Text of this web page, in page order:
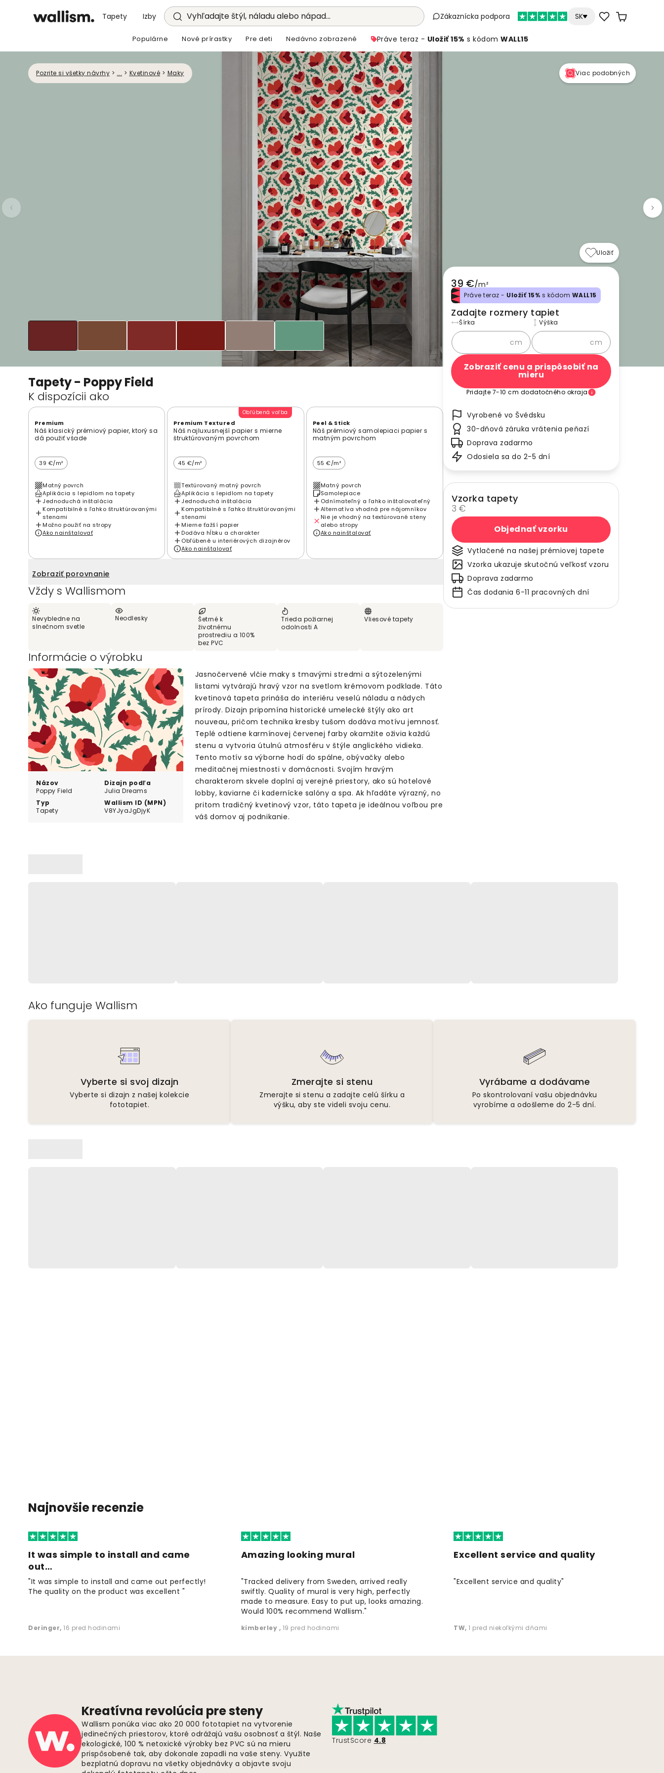
Tapety Izby Vyhľadajte štýl, náladu alebo nápad... Zákaznícka podpora SK
Populárne Nové prírastky Pre deti Nedávno zobrazené Práve teraz - Uložiť 15% s kódomWALL15
Pozrite si všetky návrhy > ... > Kvetinové > Maky Viac podobných
Tapety - Poppy Field
K dispozícii ako
Premium
Náš klasický prémiový papier, ktorý sa
dá použiť všade
39 €/m²
Matný povrch
Aplikácia s lepidlom na tapety
Jednoduchá inštalácia
Kompatibilné s ľahko štruktúrovanými
stenami
Možno použiť na stropy
Ako nainštalovať
Obľúbená voľba
Premium Textured
Náš najluxusnejší papier s mierne
štruktúrovaným povrchom
45 €/m²
Textúrovaný matný povrch
Aplikácia s lepidlom na tapety
Jednoduchá inštalácia
Kompatibilné s ľahko štruktúrovanými
stenami
Mierne ťažší papier
Dodáva hĺbku a charakter
Obľúbené u interiérových dizajnérov
Ako nainštalovať
Peel & Stick
Náš prémiový samolepiaci papier s
matným povrchom
55 €/m²
Matný povrch
Samolepiace
Odnímateľný a ľahko inštalovateľný
Alternatíva vhodná pre nájomníkov
Nie je vhodný na textúrované steny
alebo stropy
Ako nainštalovať
Zobraziť porovnanie
Vždy s Wallismom
Nevybledne na
slnečnom svetle
Neodlesky
Šetrné k
životnému
prostrediu a 100%
bez PVC
Trieda požiarnej
odolnosti A
Vliesové tapety
Informácie o výrobku
Názov
Poppy Field
Dizajn podľa
Julia Dreams
Typ
Tapety
Wallism ID (MPN)
V8YJyaJgDjyK
Jasnočervené vlčie maky s tmavými stredmi a sýtozelenými
listami vytvárajú hravý vzor na svetlom krémovom podklade. Táto
kvetinová tapeta prináša do interiéru veselú náladu a nádych
prírody. Dizajn pripomína historické umelecké štýly ako art
nouveau, pričom technika kresby tušom dodáva motívu jemnosť.
Teplé odtiene karmínovej červenej farby okamžite oživia každú
stenu a vytvoria útulnú atmosféru v štýle anglického vidieka.
Tento motív sa výborne hodí do spálne, obývačky alebo
meditačnej miestnosti v domácnosti. Svojím hravým
charakterom skvele doplní aj verejné priestory, ako sú hotelové
lobby, kaviarne či kadernícke salóny a spa. Ak hľadáte výrazný, no
pritom tradičný kvetinový vzor, táto tapeta je ideálnou voľbou pre
váš domov aj podnikanie.
Uložiť
39 €/m²
Práve teraz - Uložiť 15% s kódom WALL15
Zadajte rozmery tapiet
Šírka
cm
Výška
cm
Zobraziť cenu a prispôsobiť na
mieru
Pridajte 7-10 cm dodatočného okraja
Vyrobené vo Švédsku
30-dňová záruka vrátenia peňazí
Doprava zadarmo
Odosiela sa do 2-5 dní
Vzorka tapety
3 €
Objednať vzorku
Vytlačené na našej prémiovej tapete
Vzorka ukazuje skutočnú veľkosť vzoru
Doprava zadarmo
Čas dodania 6-11 pracovných dní
Ako funguje Wallism
Vyberte si svoj dizajn
Vyberte si dizajn z našej kolekcie
fototapiet.
Zmerajte si stenu
Zmerajte si stenu a zadajte celú šírku a
výšku, aby ste videli svoju cenu.
Vyrábame a dodávame
Po skontrolovaní vašu objednávku
vyrobíme a odošleme do 2-5 dní.
Najnovšie recenzie
It was simple to install and came
out…
"It was simple to install and came out perfectly!
The quality on the product was excellent "
Deringer, 16 pred hodinami
Amazing looking mural
"Tracked delivery from Sweden, arrived really
swiftly. Quality of mural is very high, perfectly
made to measure. Easy to put up, looks amazing.
Would 100% recommend Wallism."
kimberley , 19 pred hodinami
Excellent service and quality
"Excellent service and quality"
TW, 1 pred niekoľkými dňami
Kreatívna revolúcia pre steny
Wallism ponúka viac ako 20 000 fototapiet na vytvorenie
jedinečných priestorov, ktoré odrážajú vašu osobnosť a štýl. Naše
ekologické, 100 % netoxické výrobky bez PVC sú na mieru
prispôsobené tak, aby dokonale zapadli na vaše steny. Využite
bezplatnú dopravu na všetky objednávky a objavte svoju
TrustScore 4.8